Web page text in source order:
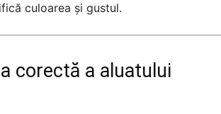
culoarea și gustul.
corectă a aluatului